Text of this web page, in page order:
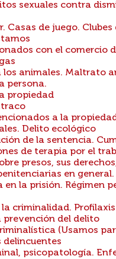
sexuales contra
Casas de juego.
con el comercio
animales. Maltrato
persona.
propiedad
a la
Delito ecológico
de la sentencia.
de terapia por el
presos, sus
en
en la prisión. Régimen
criminalidad.
prevención del delito
(Usamos
delincuentes
psicopatología.